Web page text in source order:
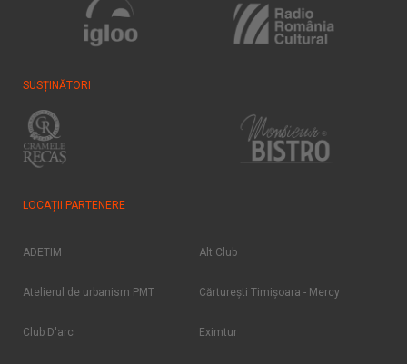
SUSȚINĂTORI
LOCAȚII PARTENERE
ADETIM Alt Club
Atelierul de urbanism PMT Cărtureşti Timişoara - Mercy
Club D'arc Eximtur